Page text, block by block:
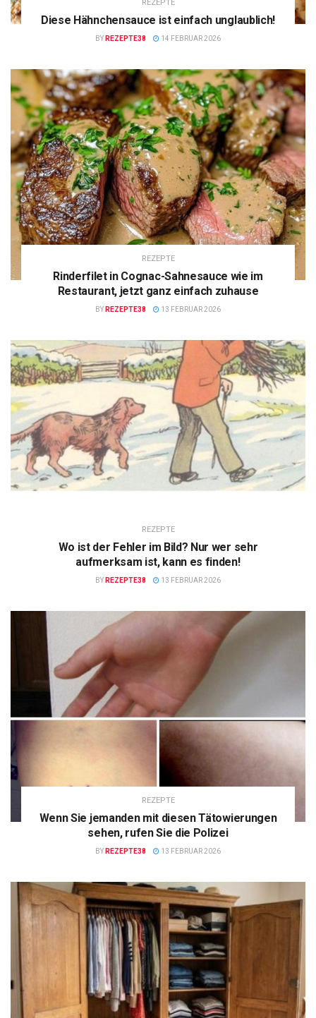
REZEPTE
Diese Hähnchensauce ist einfach unglaublich!
BY REZEPTE38 14 FEBRUAR 2026
REZEPTE
Rinderfilet in Cognac-Sahnesauce wie im
Restaurant, jetzt ganz einfach zuhause
BY REZEPTE38 13 FEBRUAR 2026
REZEPTE
Wo ist der Fehler im Bild? Nur wer sehr
aufmerksam ist, kann es finden!
BY REZEPTE38 13 FEBRUAR 2026
REZEPTE
Wenn Sie jemanden mit diesen Tätowierungen
sehen, rufen Sie die Polizei
BY REZEPTE38 13 FEBRUAR 2026